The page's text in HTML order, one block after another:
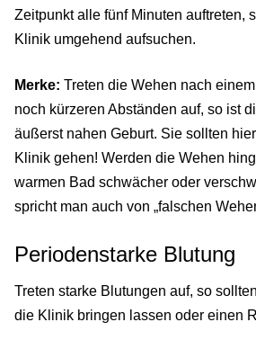
Zeitpunkt alle fünf Minuten auftreten,
Klinik umgehend aufsuchen.
Merke: Treten die Wehen nach
noch kürzeren Abständen auf, so ist
äußerst nahen Geburt. Sie sollten
Klinik gehen! Werden die Wehen
warmen Bad schwächer oder
spricht man auch von „falschen
Periodenstarke Blutung
Treten starke Blutungen auf, so
die Klinik bringen lassen oder einen